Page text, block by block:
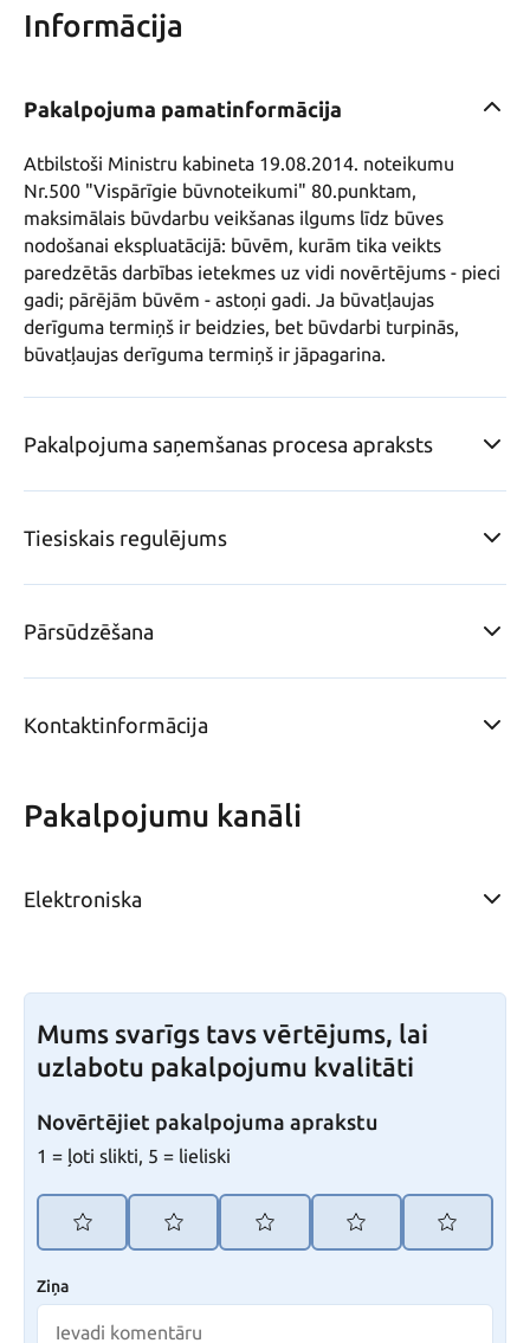
Informācija
Pakalpojuma pamatinformācija
Atbilstoši Ministru kabineta 19.08.2014. noteikumu
Nr.500 "Vispārīgie būvnoteikumi" 80.punktam,
maksimālais būvdarbu veikšanas ilgums līdz būves
nodošanai ekspluatācijā: būvēm, kurām tika veikts
paredzētās darbības ietekmes uz vidi novērtējums - pieci
gadi; pārējām būvēm - astoņi gadi. Ja būvatļaujas
derīguma termiņš ir beidzies, bet būvdarbi turpinās,
būvatļaujas derīguma termiņš ir jāpagarina.
Pakalpojuma saņemšanas procesa apraksts
Tiesiskais regulējums
Pārsūdzēšana
Kontaktinformācija
Pakalpojumu kanāli
Elektroniska
Mums svarīgs tavs vērtējums, lai
uzlabotu pakalpojumu kvalitāti
Novērtējiet pakalpojuma aprakstu
1 = ļoti slikti, 5 = lieliski
Ziņa